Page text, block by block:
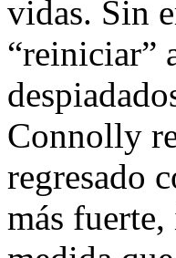
vidas. Sin
“reiniciar”
Connolly
regresado
más